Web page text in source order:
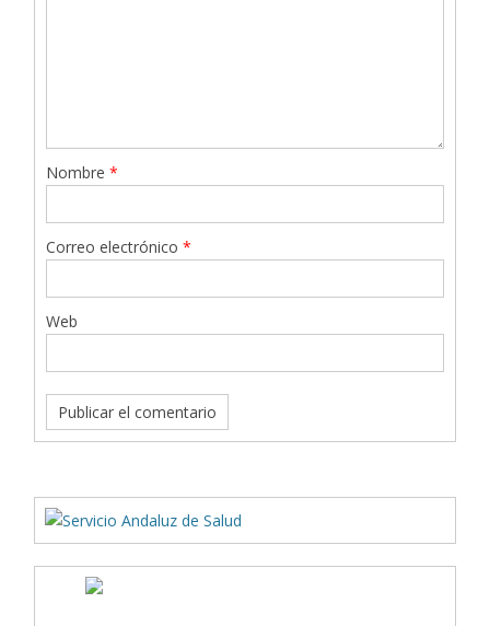
Nombre*
Correo electrónico*
Web